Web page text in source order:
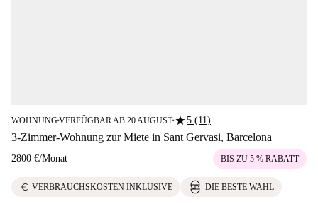
WOHNUNG■VERFÜGBAR AB 20 AUGUST■star5 (11)
3-Zimmer-Wohnung zur Miete in Sant Gervasi, Barcelona
2800 €/Monat BIS ZU 5 % RABATT
euro VERBRAUCHSKOSTEN INKLUSIVE DIE BESTE WAHL